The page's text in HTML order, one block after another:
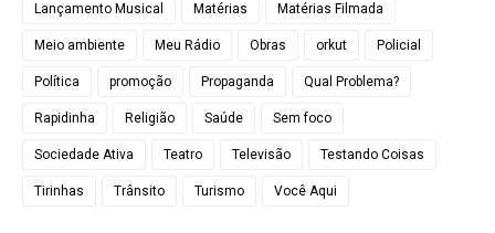
Lançamento Musical Matérias Matérias Filmada
Meio ambiente Meu Rádio Obras orkut Policial
Política promoção Propaganda Qual Problema?
Rapidinha Religião Saúde Sem foco
Sociedade Ativa Teatro Televisão Testando Coisas
Tirinhas Trânsito Turismo Você Aqui